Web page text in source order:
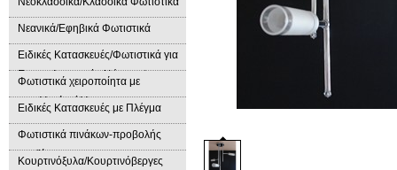
Νεανικά/Εφηβικά Φωτιστικά
Ειδικές Κατασκευές/Φωτιστικά για
Επαγγελματικούς Χώρους/
Παραδοσιακά Φωτιστικά
Φωτιστικά χειροποίητα με
μεταλλικά φύλλα
Ειδικές Κατασκευές με Πλέγμα
Φωτιστικά πινάκων-προβολής
προϊόντων
Κουρτινόξυλα/Κουρτινόβεργες